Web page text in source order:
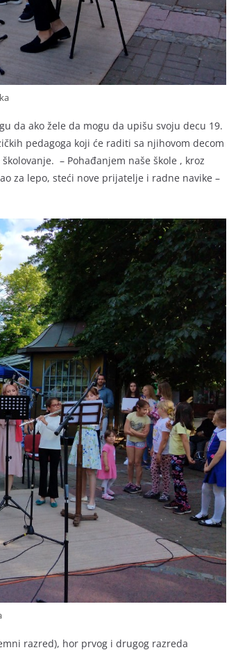
da ako žele da mogu da upišu svoju decu 19.
pedagoga koji će raditi sa njihovom decom
– Pohađanjem naše škole , kroz
za lepo, steći nove prijatelje i radne navike –
razred), hor prvog i drugog razreda